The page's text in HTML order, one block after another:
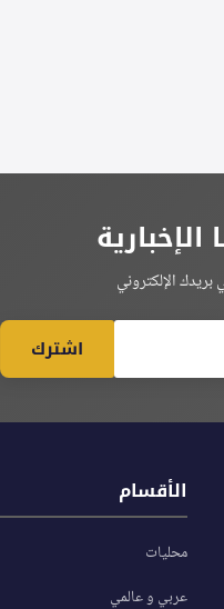
الإلكتروني
اشترك
الأقسام
محليات
عربي و عالمي